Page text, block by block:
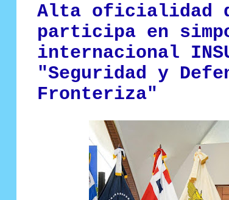
Alta oficialidad
participa en
internacional
"Seguridad y
Fronteriza"